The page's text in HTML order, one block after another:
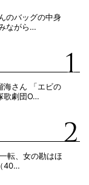
のバッグの中身
ながら…
海さん 「エビの
歌劇団O…
転、女の勘はほ
40…